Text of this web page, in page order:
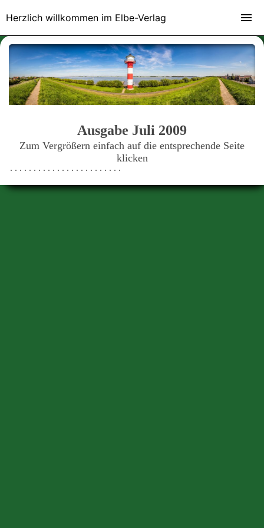
Ausgabe Juli 2009
Zum Vergrößern einfach auf die entsprechende Seite
klicken
Herzlich willkommen im Elbe-Verlag